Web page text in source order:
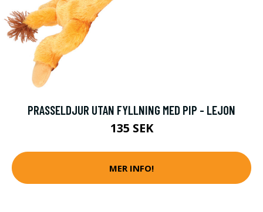
PRASSELDJUR UTAN FYLLNING MED PIP - LEJON
135 SEK
MER INFO!